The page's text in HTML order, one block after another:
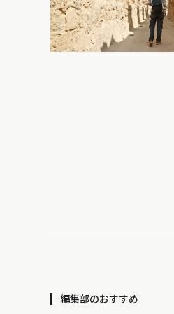
編集部のおすすめ